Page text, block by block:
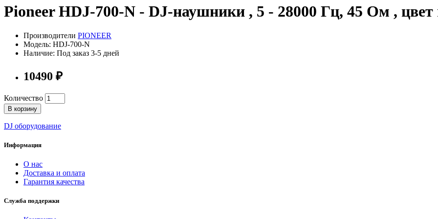
Pioneer HDJ-700-N - DJ-наушники , 5 - 28000 Гц, 45 Ом , цвет
Производители PIONEER
Модель: HDJ-700-N
Наличие: Под заказ 3-5 дней
10490 ₽
Количество
В корзину
DJ оборудование
Информация
О нас
Доставка и оплата
Гарантия качества
Служба поддержки